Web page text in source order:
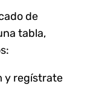
de
tabla,
y regístrate